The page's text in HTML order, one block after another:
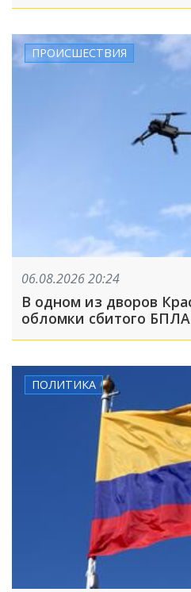
ПРОИСШЕСТВИЯ
06.08.2026 20:24
В одном из дворов
обломки сбитого БПЛА
ПОЛИТИКА